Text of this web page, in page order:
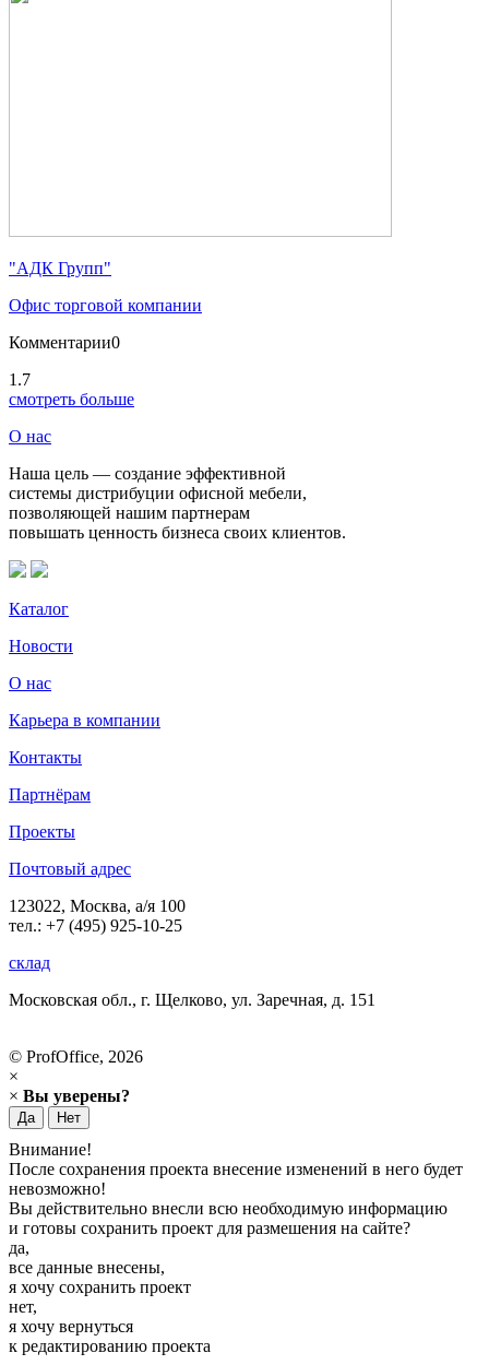
"АДК Групп"
Офис торговой компании
Комментарии0
1.7
смотреть больше
О нас
Наша цель — создание эффективной
системы дистрибуции офисной мебели,
позволяющей нашим партнерам
повышать ценность бизнеса своих клиентов.
Каталог
Новости
О нас
Карьера в компании
Контакты
Партнёрам
Проекты
Почтовый адрес
123022, Москва, а/я 100
тел.: +7 (495) 925-10-25
склад
Московская обл., г. Щелково, ул. Заречная, д. 151
© ProfOffice, 2026
×
× Вы уверены?
Да Нет
Внимание!
После сохранения проекта внесение изменений в него будет
невозможно!
Вы действительно внесли всю необходимую информацию
и готовы сохранить проект для размешения на сайте?
да,
все данные внесены,
я хочу сохранить проект
нет,
я хочу вернуться
к редактированию проекта